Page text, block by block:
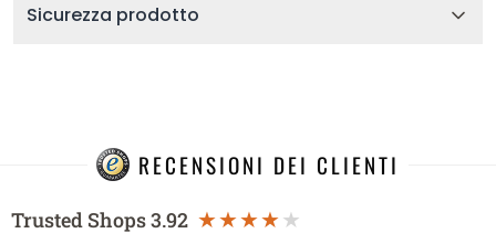
Sicurezza prodotto
RECENSIONI DEI CLIENTI
Trusted Shops3.92